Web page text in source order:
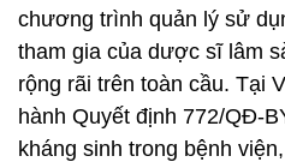
chương trình quản lý sử
tham gia của dược sĩ lâm
rộng rãi trên toàn cầu. Tại
hành Quyết định 772/QĐ-
kháng sinh trong bệnh